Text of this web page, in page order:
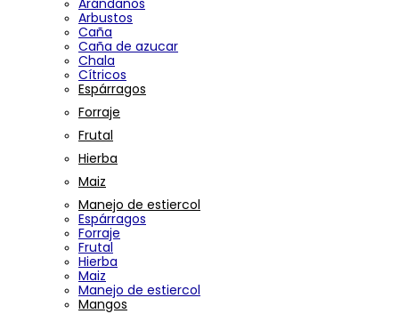
Arbustos
Caña
Caña de azucar
Chala
Cítricos
Espárragos
Forraje
Frutal
Hierba
Maiz
Manejo de estiercol
Espárragos
Forraje
Frutal
Hierba
Maiz
Manejo de estiercol
Mangos